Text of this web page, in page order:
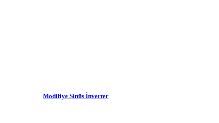
Modifiye Sinüs İnverter